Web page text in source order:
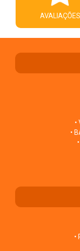
AVALIAÇÕES
•
•
•